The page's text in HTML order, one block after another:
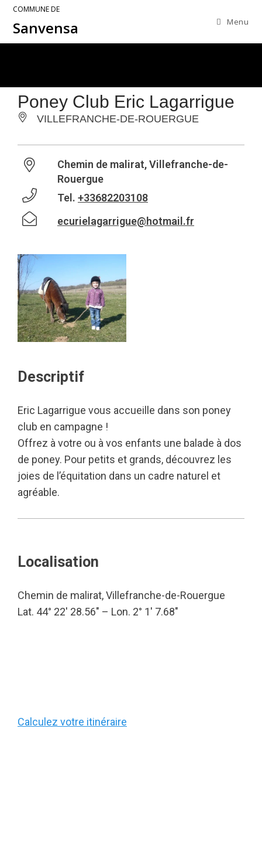
COMMUNE DE
Sanvensa Menu
Poney Club Eric Lagarrigue
VILLEFRANCHE-DE-ROUERGUE
Chemin de malirat, Villefranche-de-
Rouergue
Tel. +33682203108
ecurielagarrigue@hotmail.fr
Descriptif
Eric Lagarrigue vous accueille dans son poney
club en campagne !
Offrez à votre ou à vos enfants une balade à dos
de poney. Pour petits et grands, découvrez les
joies de l’équitation dans un cadre naturel et
agréable.
Localisation
Chemin de malirat, Villefranche-de-Rouergue
Lat. 44° 22′ 28.56″ – Lon. 2° 1′ 7.68″
Calculez votre itinéraire